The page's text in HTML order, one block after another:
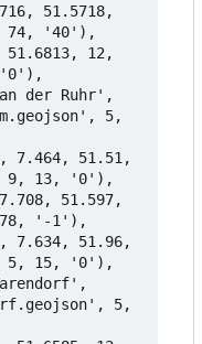
51.5718,
74, '40'),
51.6813, 12,
'0'),
der Ruhr',
5,
7.464, 51.51,
9, 13, '0'),
51.597,
78, '-1'),
7.634, 51.96,
5, 15, '0'),
5,